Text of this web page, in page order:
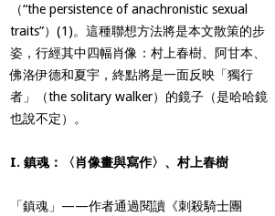
（“the persistence of anachronistic sexual
traits”）(1)。這種聯想方法將是本文散策的步
姿，行經其中四幅肖像：村上春樹、阿甘本、
佛洛伊德和夏宇，終點將是一面反映「獨行
者」（the solitary walker）的鏡子（是哈哈鏡
也說不定）。
I. 鎮魂：〈肖像畫與寫作〉、村上春樹
「鎮魂」——作者通過閱讀《刺殺騎士團